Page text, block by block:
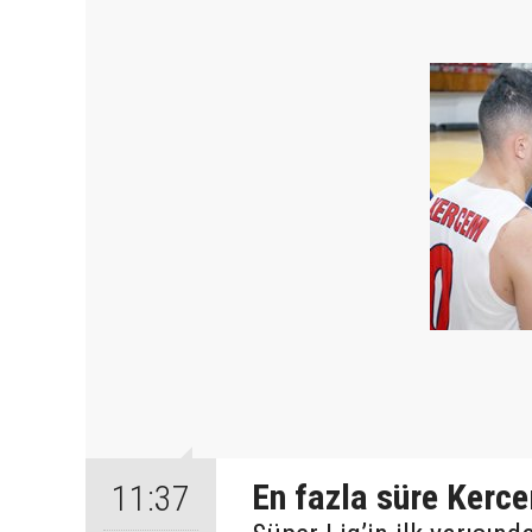
11:37 En fazla süre